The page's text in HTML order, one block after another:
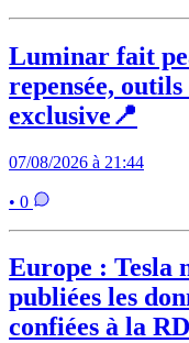
Luminar fait
repensée,
exclusive📍
07/08/2026 à 21:44
• 0
Europe : Tesla
publiées les
confiées à la